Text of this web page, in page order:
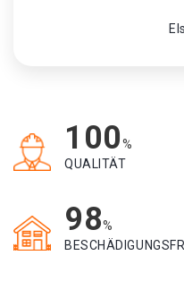
100%
QUALITÄT
98%